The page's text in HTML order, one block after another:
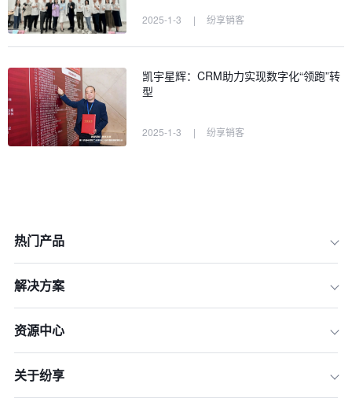
2025-1-3 | 纷享销客
凯宇星辉：CRM助力实现数字化“领跑”转
型
2025-1-3 | 纷享销客
热门产品
解决方案
资源中心
关于纷享